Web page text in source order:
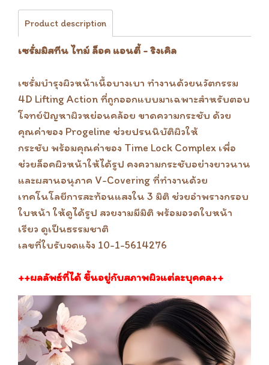
Product description
เซรั่มมิสทีน ไทม์ ล็อค แอนตี้ - ริงเคิล
เซรั่มบำรุงผิวหน้าเนื้อบางเบา ทำงานด้วยนวัตกรรม
4D Lifting Action ที่ถูกออกแบบมาเฉพาะสำหรับตอบ
โจทย์ปัญหาผิวหย่อนคล้อย ขาดความกระชับ ด้วย
คุณค่าของ Progeline ช่วยปรนนิบัติผิวให้
กระชับ พร้อมคุณค่าของ Time Lock Complex เพื่อ
ช่วยล็อคผิวหน้าให้ได้รูป คงความกระชับอย่างยาวนาน
และผสานอนุภาค V-Covering ที่ทำงานด้วย
เทคโนโลยีการสะท้อนแสงใน 3 มิติ ช่วยอำพรางกรอบ
ใบหน้า ให้ดูได้รูป สวยงามมีมิติ พร้อมอวดใบหน้า
เรียว ดูเป็นธรรมชาติ
เลขที่ใบรับจดแจ้ง 10-1-5614276
++ผลลัพธ์ที่ได้ ขึ้นอยู่กับสภาพผิวแต่ละบุคคล++